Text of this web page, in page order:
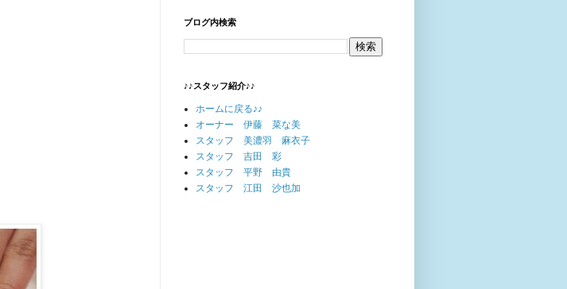
ブログ内検索
♪♪スタッフ紹介♪♪
ホームに戻る♪♪
オーナー 伊藤 菜な美
スタッフ 美濃羽 麻衣子
スタッフ 吉田 彩
スタッフ 平野 由貴
スタッフ 江田 沙也加